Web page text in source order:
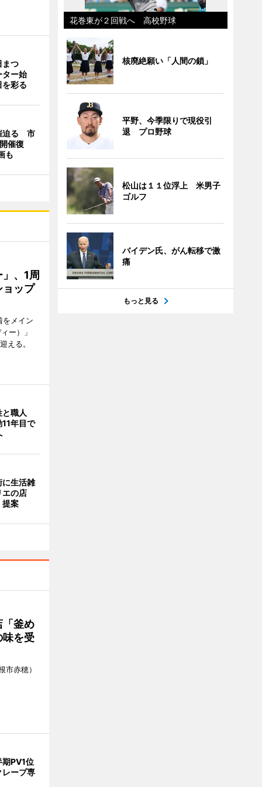
まつ
ー始
彩る
迫る 市
催復
も
、1周
ップ
をメイン
ー）」
える。
職人
年目で
に生活雑
エの店
提案
釜め
を受
赤穂）
期PV1位
レープ専
花巻東が２回戦へ 高校野球
核廃絶願い「人間の鎖」
平野、今季限りで現役引
退 プロ野球
松山は１１位浮上 米男子
ゴルフ
バイデン氏、がん転移で激
痛
もっと見る